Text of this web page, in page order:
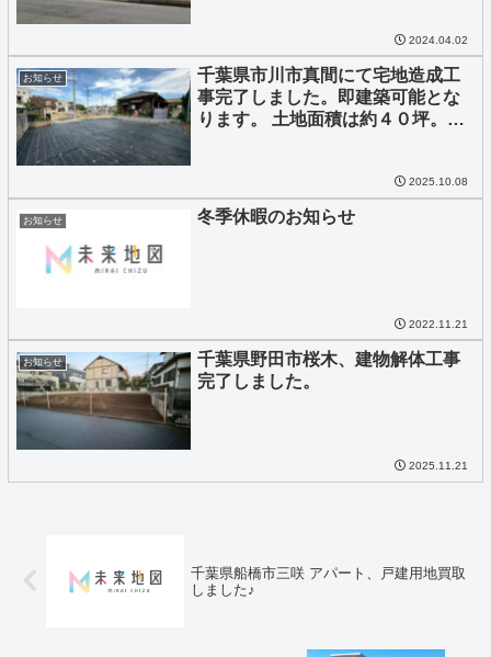
2024.04.02
お知らせ
千葉県市川市真間にて宅地造成工
事完了しました。即建築可能とな
ります。 土地面積は約４０坪。限
2025.10.08
お知らせ 冬季休暇のお知らせ
2022.11.21
お知らせ
千葉県野田市桜木、建物解体工事
完了しました。
2025.11.21
千葉県船橋市三咲 アパート、戸建用地買取
しました♪